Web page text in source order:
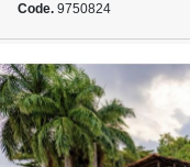
Code. 9750824